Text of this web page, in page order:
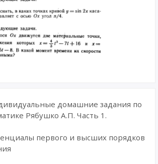
домашние задания по
Рябушко А.П. Часть 1.
первого и высших порядков